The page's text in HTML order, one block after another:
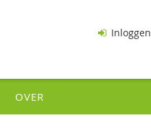
Inloggen
OVER